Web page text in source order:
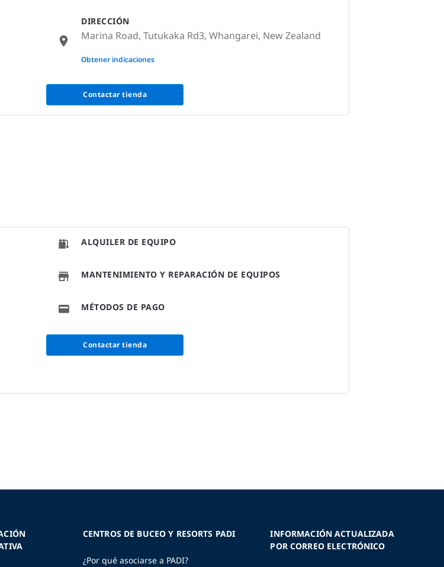
DIRECCIÓN
Marina Road, Tutukaka Rd3, Whangarei, New Zealand
None
Obtener indicaciones
Contactar tienda
ALQUILER DE EQUIPO
MANTENIMIENTO Y REPARACIÓN DE EQUIPOS
MÉTODOS DE PAGO
Contactar tienda
CENTROS DE BUCEO Y RESORTS PADI
¿Por qué asociarse a PADI?
INFORMACIÓN ACTUALIZADA
POR CORREO ELECTRÓNICO